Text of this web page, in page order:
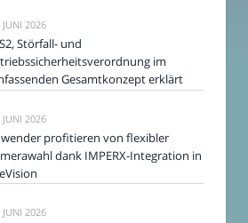
JUNI 2026
Störfall- und
im
Gesamtkonzept erklärt
JUNI 2026
profitieren von flexibler
dank IMPERX-Integration in
JUNI 2026